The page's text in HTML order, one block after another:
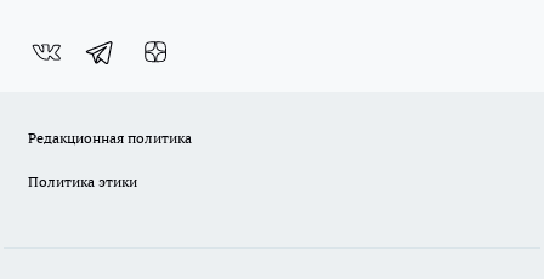
Редакционная политика
Политика этики